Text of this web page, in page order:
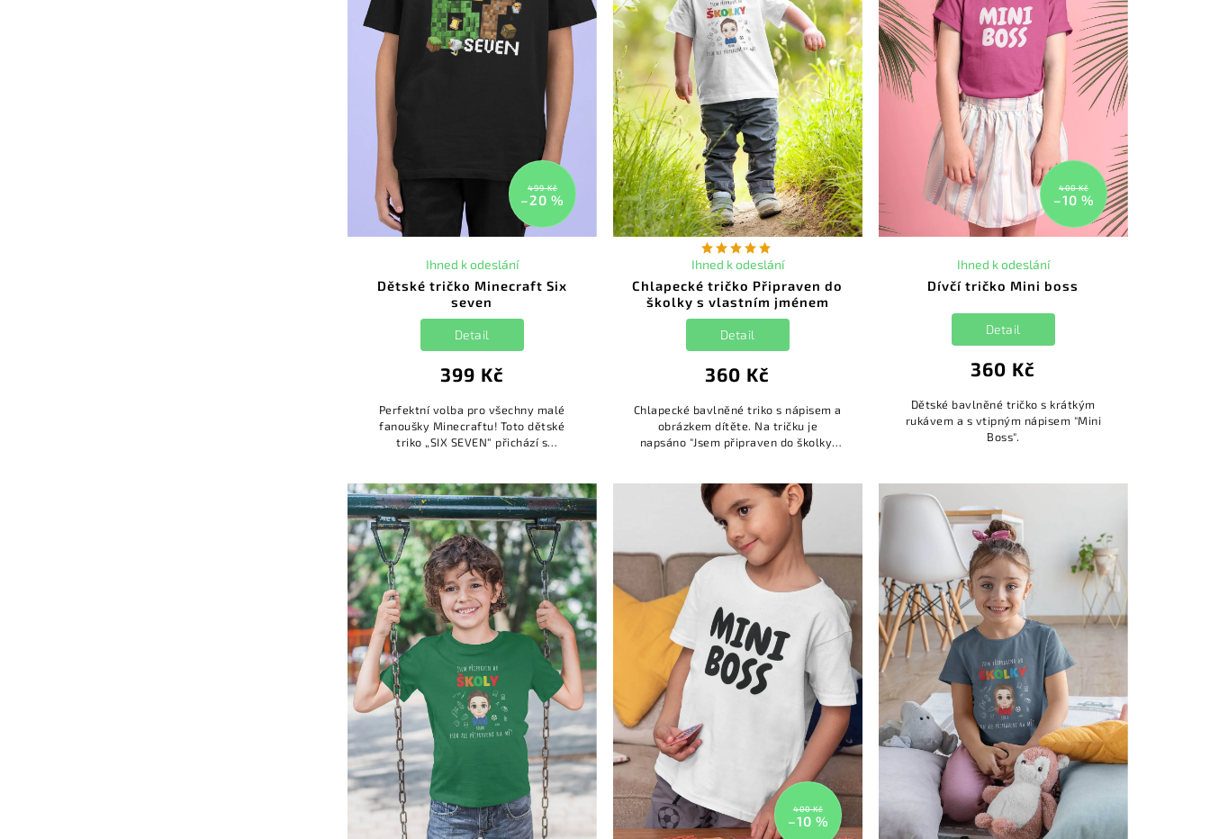
499 Kč
–20 %
Dětské tričko Minecraft Six
seven
Ihned k odeslání
399 Kč
Detail
Perfektní volba pro všechny malé
fanoušky Minecraftu! Toto dětské
triko „SIX SEVEN“ přichází s
...
Chlapecké tričko Připraven do
školky s vlastním jménem
Ihned k odeslání
360 Kč
Detail
Chlapecké bavlněné triko s nápisem a
obrázkem dítěte. Na tričku je
napsáno "Jsem připraven do školky.
400 Kč
–10 %
Dívčí tričko Mini boss
Ihned k odeslání
360 Kč
Detail
Dětské bavlněné tričko s krátkým
rukávem a s vtipným nápisem "Mini
Boss".
400 Kč
–10 %